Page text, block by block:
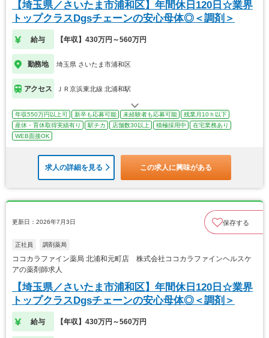
【埼玉県／さいたま市浦和区】年間休日120日☆業界
トップクラスDgsチェーンの安心母体◎＜調剤＞
給与 【年収】430万円～560万円
勤務地 埼玉県 さいたま市浦和区
アクセス ＪＲ京浜東北線 北浦和駅
年収550万円以上可 新卒も応募可能 未経験者も応募可能
残業月10ｈ以下
産休・育休取得実績有り
駅チカ 店舗数30以上 積極採用中
在宅業務あり
WEB面接OK
求人の詳細を見る この求人に興味がある
更新日：2026年7月3日 保存する
正社員 調剤薬局
ココカラファイン薬局 北浦和元町店 株式会社ココカラファインヘルスケ
アの薬剤師求人
【埼玉県／さいたま市浦和区】年間休日120日☆業界
トップクラスDgsチェーンの安心母体◎＜調剤＞
給与 【年収】430万円～560万円